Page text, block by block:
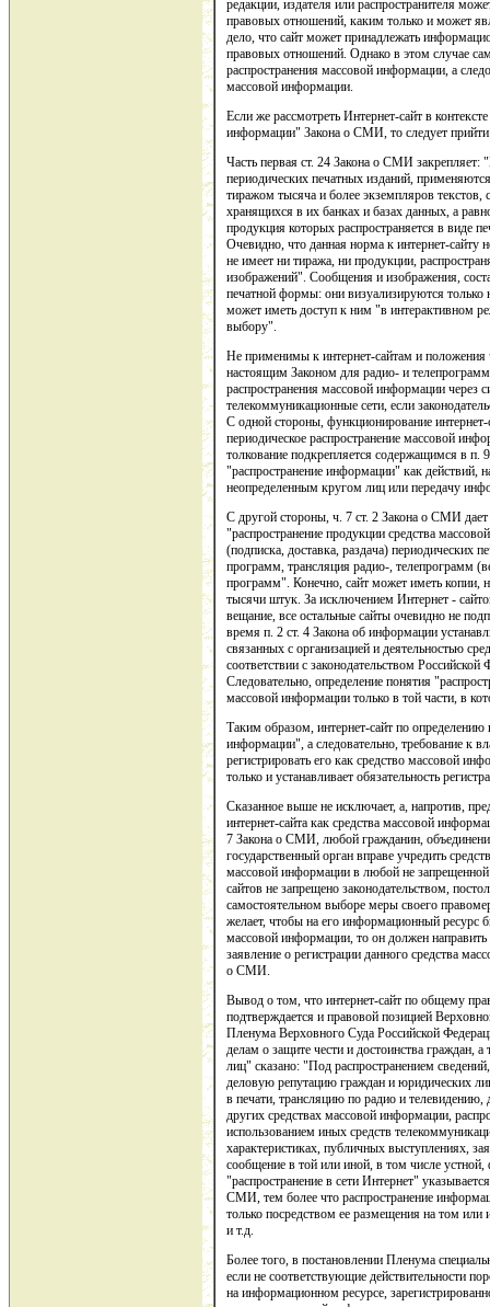
редакции, издателя или распространителя
правовых отношений, каким только и может
дело, что сайт может принадлежать
правовых отношений. Однако в этом случае
распространения массовой информации, а
массовой информации.
Если же рассмотреть Интернет-сайт в
информации" Закона о СМИ, то следует
Часть первая ст. 24 Закона о СМИ
периодических печатных изданий,
тиражом тысяча и более экземпляров
хранящихся в их банках и базах данных, а
продукция которых распространяется в виде
Очевидно, что данная норма к интернет-сайту
не имеет ни тиража, ни продукции,
изображений". Сообщения и изображения,
печатной формы: они визуализируются
может иметь доступ к ним "в интерактивном
выбору".
Не применимы к интернет-сайтам и положения
настоящим Законом для радио- и
распространения массовой информации через
телекоммуникационные сети, если
С одной стороны, функционирование
периодическое распространение массовой
толкование подкрепляется содержащимся в п.
"распространение информации" как действий,
неопределенным кругом лиц или передачу
С другой стороны, ч. 7 ст. 2 Закона о СМИ
"распространение продукции средства
(подписка, доставка, раздача) периодических
программ, трансляция радио-, телепрограмм
программ". Конечно, сайт может иметь копии,
тысячи штук. За исключением Интернет -
вещание, все остальные сайты очевидно не
время п. 2 ст. 4 Закона об информации
связанных с организацией и деятельностью
соответствии с законодательством
Следовательно, определение понятия
массовой информации только в той части, в
Таким образом, интернет-сайт по
информации", а следовательно, требование к
регистрировать его как средство массовой
только и устанавливает обязательность
Сказанное выше не исключает, а, напротив,
интернет-сайта как средства массовой
7 Закона о СМИ, любой гражданин,
государственный орган вправе учредить
массовой информации в любой не
сайтов не запрещено законодательством,
самостоятельном выборе меры своего
желает, чтобы на его информационный ресурс
массовой информации, то он должен
заявление о регистрации данного средства
о СМИ.
Вывод о том, что интернет-сайт по общему
подтверждается и правовой позицией
Пленума Верховного Суда Российской
делам о защите чести и достоинства граждан,
лиц" сказано: "Под распространением
деловую репутацию граждан и юридических
в печати, трансляцию по радио и
других средствах массовой информации,
использованием иных средств
характеристиках, публичных выступлениях,
сообщение в той или иной, в том числе
"распространение в сети Интернет"
СМИ, тем более что распространение
только посредством ее размещения на том
и т.д.
Более того, в постановлении Пленума
если не соответствующие действительности
на информационном ресурсе,